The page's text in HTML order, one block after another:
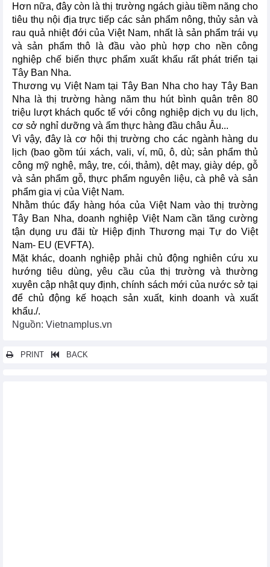
Hơn nữa, đây còn là thị trường ngách giàu tiềm năng cho
tiêu thụ nội địa trực tiếp các sản phẩm nông, thủy sản và
rau quả nhiệt đới của Việt Nam, nhất là sản phẩm trái vụ
và sản phẩm thô là đầu vào phù hợp cho nền công
nghiệp chế biến thực phẩm xuất khẩu rất phát triển tại
Tây Ban Nha.
Thương vụ Việt Nam tại Tây Ban Nha cho hay Tây Ban
Nha là thị trường hàng năm thu hút bình quân trên 80
triệu lượt khách quốc tế với công nghiệp dịch vụ du lịch,
cơ sở nghỉ dưỡng và ẩm thực hàng đầu châu Âu...
Vì vậy, đây là cơ hội thị trường cho các ngành hàng du
lịch (bao gồm túi xách, vali, ví, mũ, ô, dù; sản phẩm thủ
công mỹ nghệ, mây, tre, cói, thảm), dệt may, giày dép, gỗ
và sản phẩm gỗ, thực phẩm nguyên liệu, cà phê và sản
phẩm gia vị của Việt Nam.
Nhằm thúc đẩy hàng hóa của Việt Nam vào thị trường
Tây Ban Nha, doanh nghiệp Việt Nam cần tăng cường
tận dụng ưu đãi từ Hiệp định Thương mại Tự do Việt
Nam- EU (EVFTA).
Mặt khác, doanh nghiệp phải chủ động nghiên cứu xu
hướng tiêu dùng, yêu cầu của thị trường và thường
xuyên cập nhật quy định, chính sách mới của nước sở tại
để chủ động kế hoạch sản xuất, kinh doanh và xuất
khẩu./.
Nguồn: Vietnamplus.vn
PRINT BACK